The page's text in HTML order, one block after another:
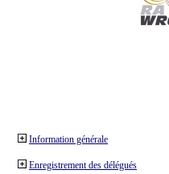
Information générale
Enregistrement des délégués